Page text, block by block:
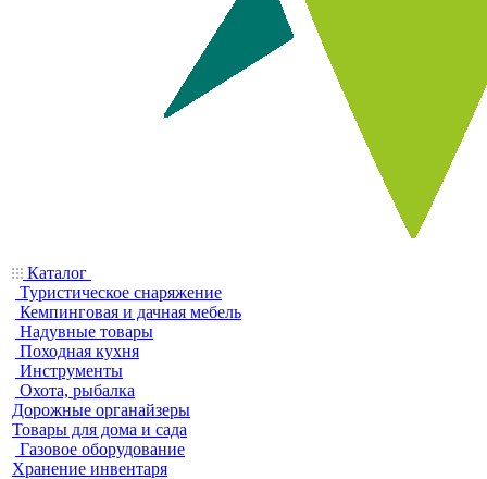
Каталог
Туристическое снаряжение
Кемпинговая и дачная мебель
Надувные товары
Походная кухня
Инструменты
Охота, рыбалка
Дорожные органайзеры
Товары для дома и сада
Газовое оборудование
Хранение инвентаря